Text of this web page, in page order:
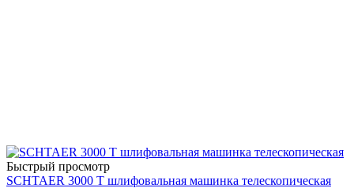
Быстрый просмотр
SCHTAER 3000 T шлифовальная машинка телескопическая